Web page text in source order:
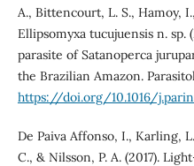
A., Bittencourt, L. S., Hamoy,
Ellipsomyxa tucujuensis n. sp.
parasite of Satanoperca
the Brazilian Amazon.
https://doi.org/10.1016/
De Paiva Affonso, I., Karling,
C., & Nilsson, P. A. (2017).